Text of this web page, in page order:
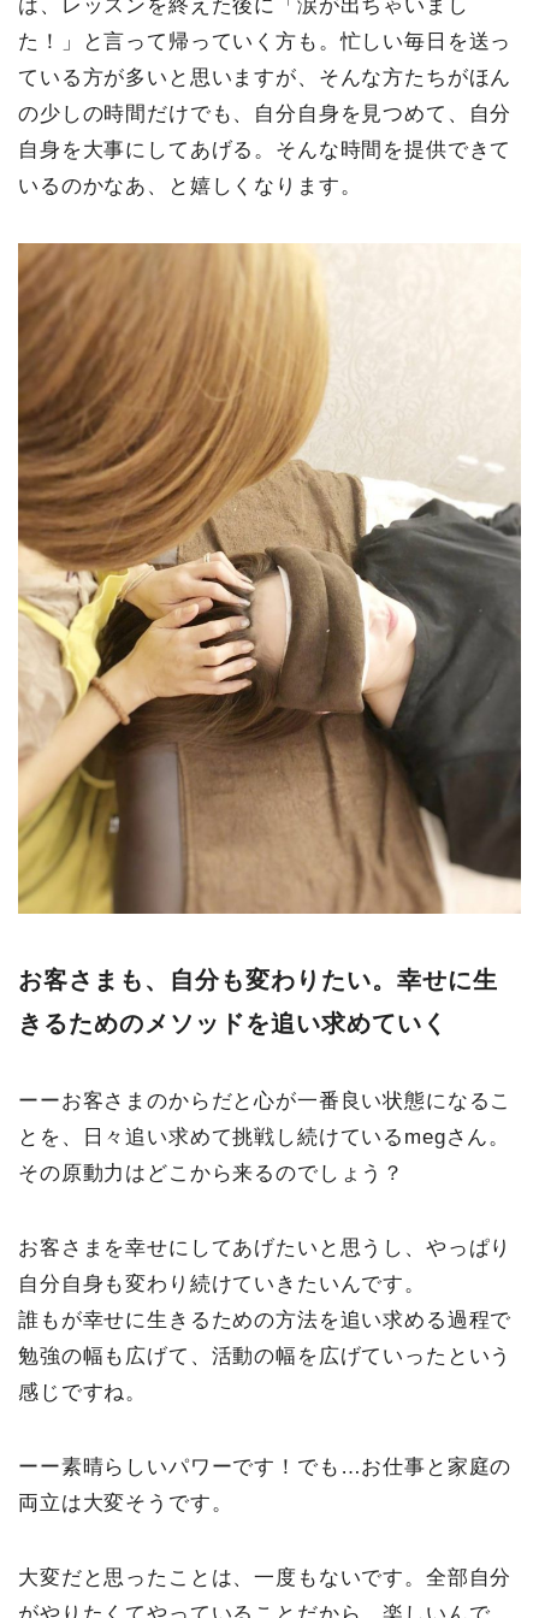
は、レッスンを終えた後に「涙が出ちゃいまし
た！」と言って帰っていく方も。忙しい毎日を送っ
ている方が多いと思いますが、そんな方たちがほん
の少しの時間だけでも、自分自身を見つめて、自分
自身を大事にしてあげる。そんな時間を提供できて
いるのかなあ、と嬉しくなります。
お客さまも、自分も変わりたい。幸せに生
きるためのメソッドを追い求めていく
ーーお客さまのからだと心が一番良い状態になるこ
とを、日々追い求めて挑戦し続けているmegさん。
その原動力はどこから来るのでしょう？
お客さまを幸せにしてあげたいと思うし、やっぱり
自分自身も変わり続けていきたいんです。
誰もが幸せに生きるための方法を追い求める過程で
勉強の幅も広げて、活動の幅を広げていったという
感じですね。
ーー素晴らしいパワーです！でも…お仕事と家庭の
両立は大変そうです。
大変だと思ったことは、一度もないです。全部自分